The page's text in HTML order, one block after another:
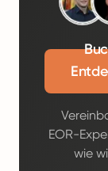
EOR-
wie